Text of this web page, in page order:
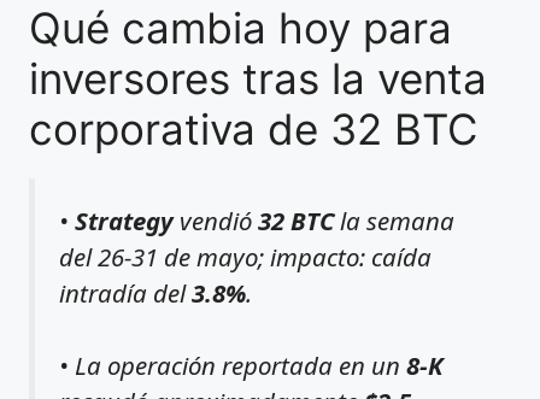
Qué cambia hoy para
inversores tras la venta
corporativa de 32 BTC
• Strategyvendió32 BTCla semana
del 26-31 de mayo; impacto: caída
intradía del3.8%.
• La operación reportada en un 8-K